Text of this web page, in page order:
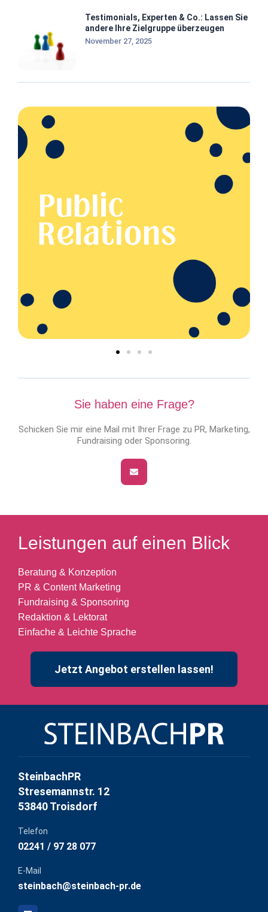
Testimonials, Experten & Co.: Lassen Sie
andere Ihre Zielgruppe überzeugen
November 27, 2025
Sie haben eine Frage?
Schicken Sie mir eine Mail mit Ihrer Frage zu PR, Marketing,
Fundraising oder Sponsoring.
SteinbachPR
Stresemannstr. 12
53840 Troisdorf
Telefon
02241 / 97 28 077
E-Mail
steinbach@steinbach-pr.de
Leistungen auf einen Blick
Beratung & Konzeption
PR & Content Marketing
Fundraising & Sponsoring
Redaktion & Lektorat
Einfache & Leichte Sprache
Jetzt Angebot erstellen lassen!